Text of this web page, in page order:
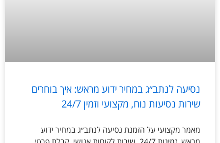
נסיעה לנתב״ג במחיר ידוע מראש: איך בוחרים
שירות נסיעות נוח, מקצועי וזמין 24/7
מאמר מקצועי על הזמנת נסיעה לנתב״ג במחיר ידוע